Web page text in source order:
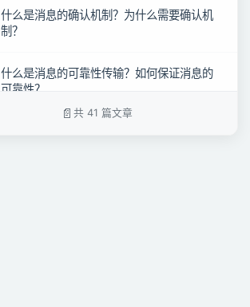
什么是消息的确认机制？为什么需要确认机
制？
什么是消息的可靠性传输？如何保证消息的
可靠性？
共 41 篇文章